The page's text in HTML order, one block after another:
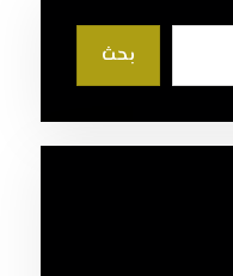
بحث